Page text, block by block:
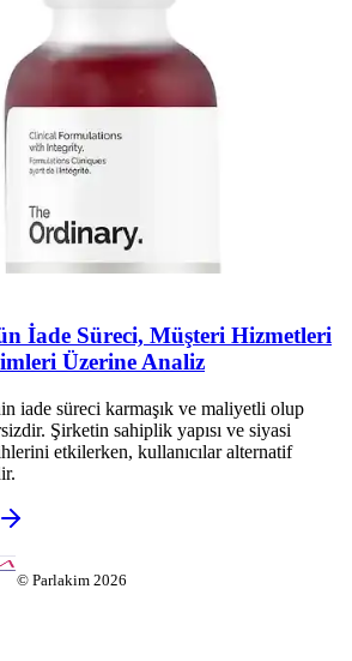
İade Süreci, Müşteri Hizmetleri
Üzerine Analiz
iade süreci karmaşık ve maliyetli olup
Şirketin sahiplik yapısı ve siyasi
etkilerken, kullanıcılar alternatif
© Parlakim 2026